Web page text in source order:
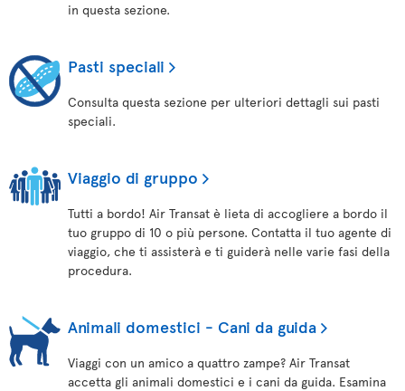
in questa sezione.
Pasti speciali
Consulta questa sezione per ulteriori dettagli sui pasti
speciali.
Viaggio di gruppo
Tutti a bordo! Air Transat è lieta di accogliere a bordo il
tuo gruppo di 10 o più persone. Contatta il tuo agente di
viaggio, che ti assisterà e ti guiderà nelle varie fasi della
procedura.
Animali domestici - Cani da guida
Viaggi con un amico a quattro zampe? Air Transat
accetta gli animali domestici e i cani da guida. Esamina